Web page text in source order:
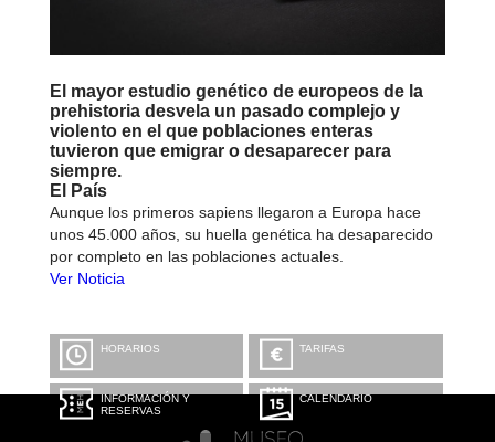
El mayor estudio genético de europeos de la
prehistoria desvela un pasado complejo y
violento en el que poblaciones enteras
tuvieron que emigrar o desaparecer para
siempre.
El País
Aunque los primeros sapiens llegaron a Europa hace
unos 45.000 años, su huella genética ha desaparecido
por completo en las poblaciones actuales.
Ver Noticia
HORARIOS TARIFAS
INFORMACIÓN Y
RESERVAS
CALENDARIO